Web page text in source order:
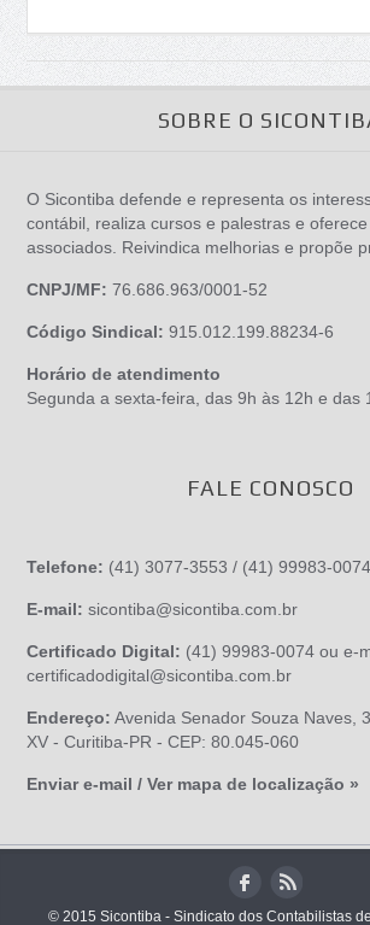
SOBRE O
O Sicontiba defende e representa os
contábil, realiza cursos e palestras e
associados. Reivindica melhorias e propõe
CNPJ/MF: 76.686.963/0001-52
Código Sindical: 915.012.199.88234-6
Horário de atendimento
Segunda a sexta-feira, das 9h às 12h e das
FALE CONOSCO
Telefone: (41) 3077-3553 / (41) 99983-0074
E-mail:sicontiba@sicontiba.com.br
Certificado Digital: (41) 99983-0074 ou e-
certificadodigital@sicontiba.com.br
Endereço: Avenida Senador Souza Naves,
XV - Curitiba-PR - CEP: 80.045-060
Enviar e-mail / Ver mapa de localização »
© 2015 Sicontiba - Sindicato dos Contabilistas